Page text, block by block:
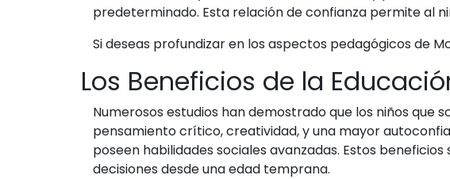
predeterminado. Esta relación de confianza permite al
Si deseas profundizar en los aspectos pedagógicos de
Los Beneficios de la
Numerosos estudios han demostrado que los niños
pensamiento crítico, creatividad, y una mayor
poseen habilidades sociales avanzadas. Estos
decisiones desde una edad temprana.